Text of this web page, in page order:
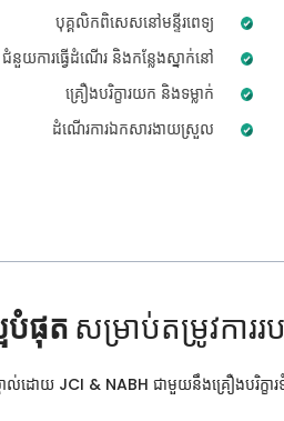
បុគ្គលិកពិសេសនៅមន្ទីរពេទ្យ
ជំនួយការធ្វើដំណើរ និងកន្លែងស្នាក់នៅ
គ្រឿងបរិក្ខារយក និងទម្លាក់
ដំណើរការឯកសារងាយស្រួល
បំផុត សម្រាប់តម្រូវការ
ាល់ដោយ JCI & NABH ជាមួយនឹងគ្រឿងបរិក្ខា